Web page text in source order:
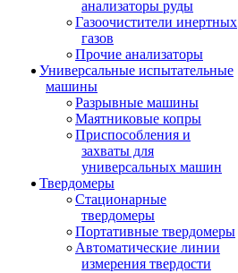
анализаторы руды
Газоочистители инертных
газов
Прочие анализаторы
Универсальные испытательные
машины
Разрывные машины
Маятниковые копры
Приспособления и
захваты для
универсальных машин
Твердомеры
Стационарные
твердомеры
Портативные твердомеры
Автоматические линии
измерения твердости